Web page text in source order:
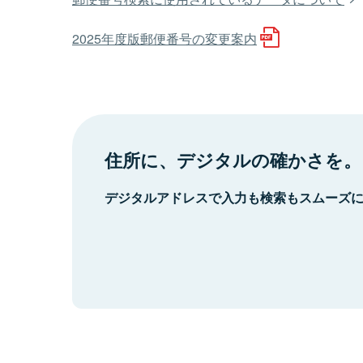
2025年度版郵便番号の変更案内
住所に、デジタルの確かさを。
デジタルアドレスで入力も検索もスムーズ